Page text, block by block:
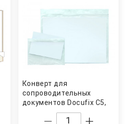
Конверт для
сопроводительных
документов Docufix C5,
225x160(240x165+15)мм.,
самокл., прозр. Optimail